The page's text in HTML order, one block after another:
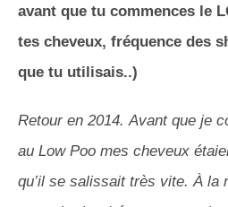
avant que tu commences le
tes cheveux, fréquence des
que tu utilisais..)
Retour en 2014. Avant que je
au Low Poo mes cheveux
qu’il se salissait très vite. À la